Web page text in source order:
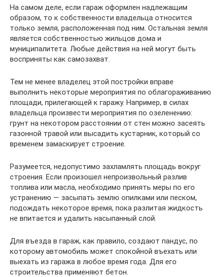
На самом деле, если гараж оформлен надлежащим
образом, то к собственности владельца относится
только земля, расположенная под ним. Остальная земля
является собственностью жильцов дома и
муниципалитета. Любые действия на ней могут быть
восприняты как самозахват.
Тем не менее владелец этой постройки вправе
выполнить некоторые мероприятия по облагораживанию
площади, прилегающей к гаражу. Например, в силах
владельца произвести мероприятия по озеленению:
грунт на некотором расстоянии от стен можно засеять
газонной травой или высадить кустарник, который со
временем замаскирует строение.
Разумеется, недопустимо захламлять площадь вокруг
строения. Если произошел непроизвольный разлив
топлива или масла, необходимо принять меры по его
устранению — засыпать землю опилками или песком,
подождать некоторое время, пока разлитая жидкость
не впитается и удалить насыпанный слой.
Для въезда в гараж, как правило, создают пандус, по
которому автомобиль может спокойной въехать или
выехать из гаража в любое время года. Для его
строительства применяют бетон.